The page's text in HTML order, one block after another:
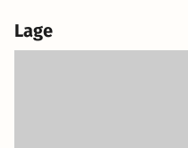
Lage